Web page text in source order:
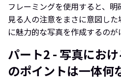
フレーミングを使用すると、明
見る人の注意をまさに意図し
に魅力的な写真を作成するのが
パート2 - 写真にお
のポイントは一体何